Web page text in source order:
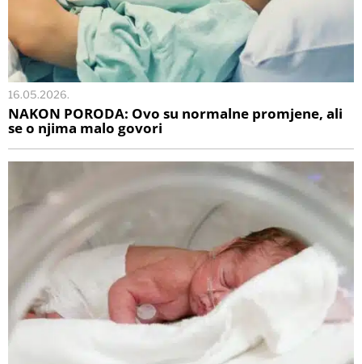
16.05.2026.
NAKON PORODA: Ovo su normalne promjene, ali
se o njima malo govori